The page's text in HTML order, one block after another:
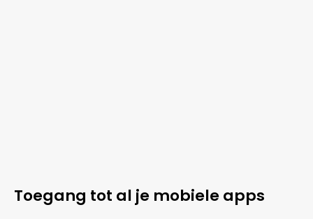
Toegang tot al je mobiele apps